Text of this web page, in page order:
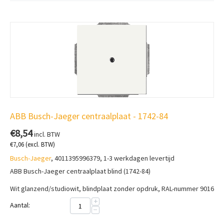
ABB Busch-Jaeger centraalplaat - 1742-84
€8,54incl. BTW
€7,06(excl. BTW)
Busch-Jaeger, 4011395996379, 1-3 werkdagen levertijd
ABB Busch-Jaeger centraalplaat blind (1742-84)
Wit glanzend/studiowit, blindplaat zonder opdruk, RAL-nummer 9016
Aantal:
+
−